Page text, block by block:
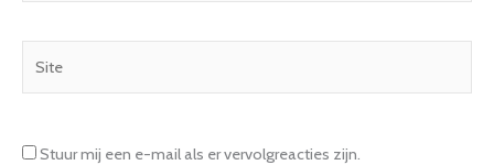
Stuur mij een e-mail als er vervolgreacties zijn.